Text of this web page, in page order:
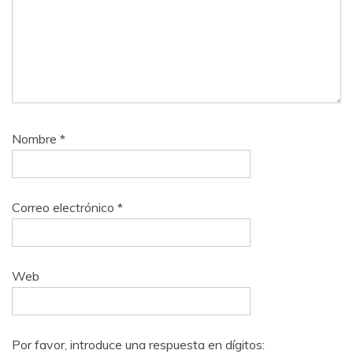
Nombre *
Correo electrónico *
Web
Por favor, introduce una respuesta en dígitos: